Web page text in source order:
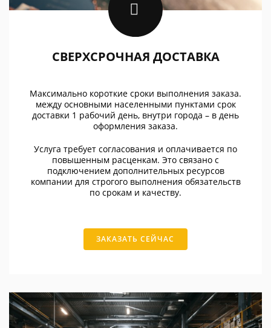
СВЕРХСРОЧНАЯ ДОСТАВКА
Максимально короткие сроки выполнения заказа.
между основными населенными пунктами срок
доставки 1 рабочий день, внутри города – в день
оформления заказа.
Услуга требует согласования и оплачивается по
повышенным расценкам. Это связано с
подключением дополнительных ресурсов
компании для строгого выполнения обязательств
по срокам и качеству.
ЗАКАЗАТЬ СЕЙЧАС